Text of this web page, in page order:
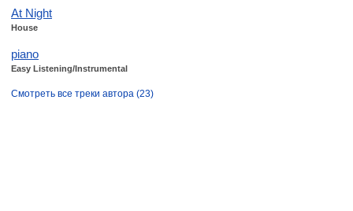
At Night
House
piano
Easy Listening/Instrumental
Смотреть все треки автора (23)